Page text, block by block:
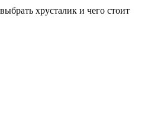
хрусталик и чего стоит